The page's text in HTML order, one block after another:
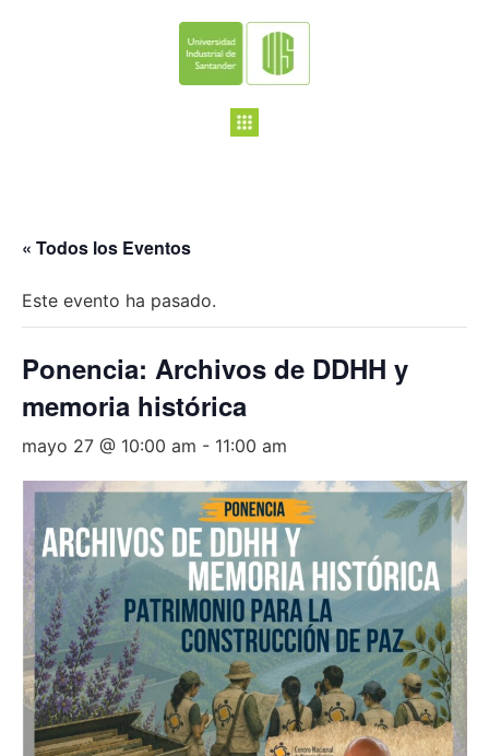
« Todos los Eventos
Este evento ha pasado.
Ponencia: Archivos de DDHH y
memoria histórica
mayo 27 @ 10:00 am - 11:00 am